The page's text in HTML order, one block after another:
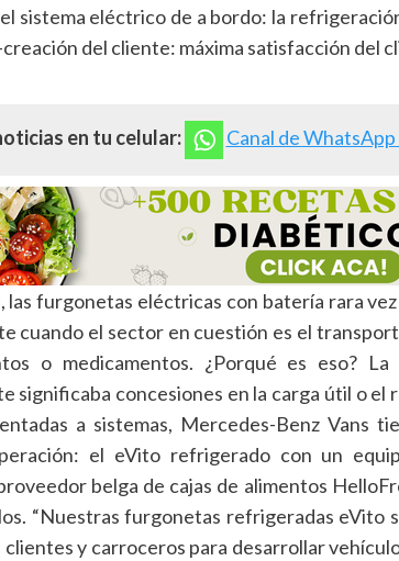
sistema eléctrico de a bordo: la
del cliente: máxima satisfacción del
en tu celular: Canal de
las furgonetas eléctricas con batería rara
cuando el sector en cuestión es el
o medicamentos. ¿Porqué es eso?
significaba concesiones en la carga útil o el
a sistemas, Mercedes-Benz Vans
el eVito refrigerado con un
belga de cajas de alimentos
“Nuestras furgonetas refrigeradas eVito
y carroceros para desarrollar